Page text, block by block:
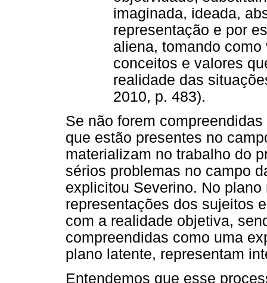
imaginada, ideada,
representação e por
aliena, tomando
conceitos e valores
realidade das
2010, p. 483).
Se não forem
que estão presentes no
materializam no trabalho do
sérios problemas no campo
explicitou Severino. No
representações dos sujeitos
com a realidade objetiva,
compreendidas como uma
plano latente, representam
Entendemos que esse